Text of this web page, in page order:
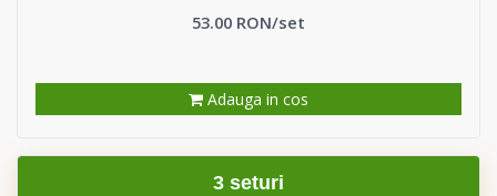
53.00 RON/set
Adauga in cos
3 seturi